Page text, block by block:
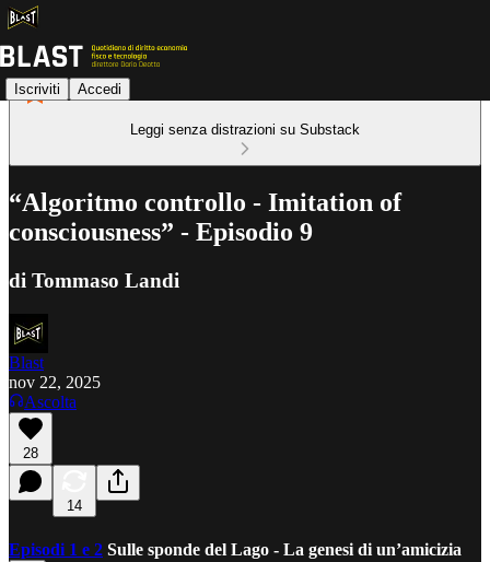
Iscriviti Accedi
Leggi senza distrazioni su Substack
“Algoritmo controllo - Imitation of
consciousness” - Episodio 9
di Tommaso Landi
Blast
nov 22, 2025
Ascolta
28
14
Episodi 1 e 2 Sulle sponde del Lago - La genesi di un’amicizia